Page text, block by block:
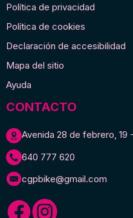
Política de privacidad
Política de cookies
Declaración de accesibilidad
Mapa del sitio
Ayuda
CONTACTO
Avenida 28 de febrero, 19
640 777 620
cgpbike@gmail.com